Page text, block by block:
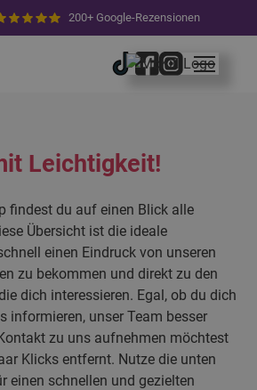
200+ Google-Rezensionen
Leichtigkeit!
findest du auf einen Blick alle
Übersicht ist die ideale
einen Eindruck von unseren
zu bekommen und direkt zu den
dich interessieren. Egal, ob du dich
informieren, unser Team besser
zu uns aufnehmen möchtest
Klicks entfernt. Nutze die unten
einen schnellen und gezielten